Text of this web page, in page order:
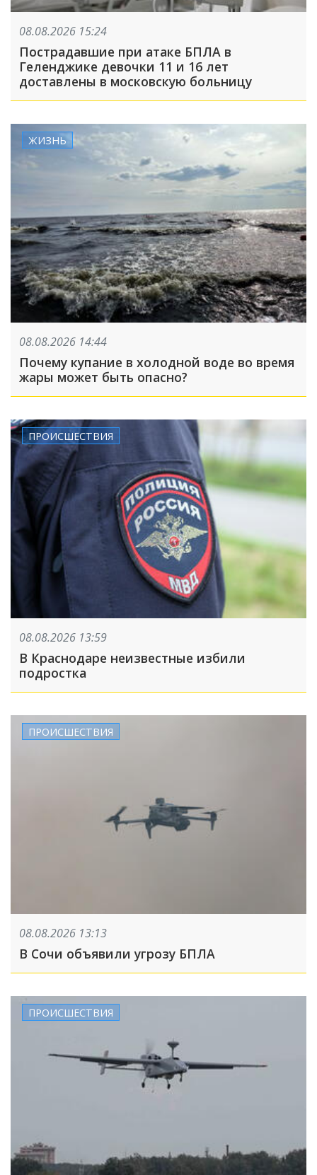
08.08.2026 15:24
Пострадавшие при атаке БПЛА в
Геленджике девочки 11 и 16 лет
доставлены в московскую больницу
ЖИЗНЬ
08.08.2026 14:44
Почему купание в холодной воде во время
жары может быть опасно?
ПРОИСШЕСТВИЯ
08.08.2026 13:59
В Краснодаре неизвестные избили
подростка
ПРОИСШЕСТВИЯ
08.08.2026 13:13
В Сочи объявили угрозу БПЛА
ПРОИСШЕСТВИЯ